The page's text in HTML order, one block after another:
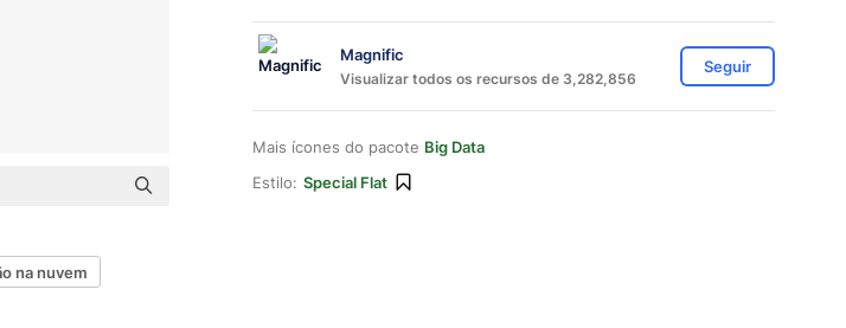
Magnific
Visualizar todos os recursos de 3,282,856
Seguir
Mais ícones do pacote Big Data
Estilo: Special Flat
na nuvem